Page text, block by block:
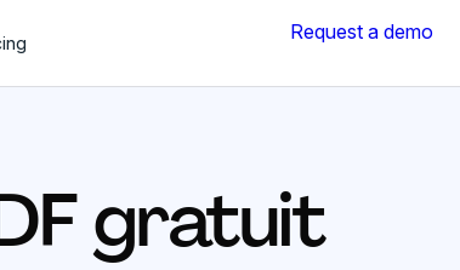
Request a demo
gratuit